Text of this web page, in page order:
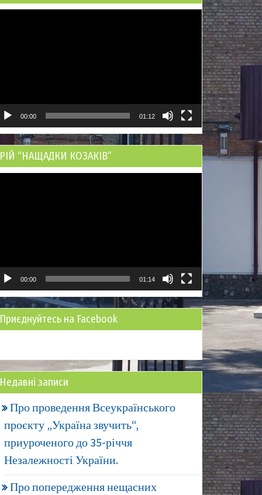
00:00 01:12
РІЙ “НАЩАДКИ КОЗАКІВ”
00:00 01:14
Приєднуйтесь на Facebook
Недавні записи
Про проведення Всеукраїнського
проєкту „Україна звучить“,
приуроченого до 35-річчя
Незалежності України.
Про попередження нещасних